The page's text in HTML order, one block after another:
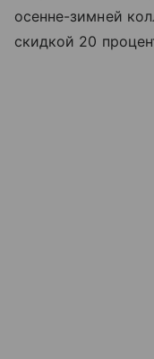
осенне-зимней
скидкой 20